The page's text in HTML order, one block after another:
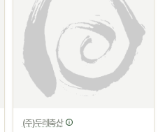
(주)두레축산